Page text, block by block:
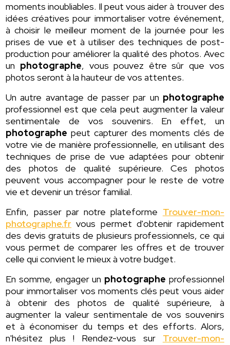
moments inoubliables. Il peut vous aider à trouver des
idées créatives pour immortaliser votre événement,
à choisir le meilleur moment de la journée pour les
prises de vue et à utiliser des techniques de post-
production pour améliorer la qualité des photos. Avec
un photographe, vous pouvez être sûr que vos
photos seront à la hauteur de vos attentes.
Un autre avantage de passer par un photographe
professionnel est que cela peut augmenter la valeur
sentimentale de vos souvenirs. En effet, un
photographe peut capturer des moments clés de
votre vie de manière professionnelle, en utilisant des
techniques de prise de vue adaptées pour obtenir
des photos de qualité supérieure. Ces photos
peuvent vous accompagner pour le reste de votre
vie et devenir un trésor familial.
Enfin, passer par notre plateforme Trouver-mon-
photographe.fr vous permet d'obtenir rapidement
des devis gratuits de plusieurs professionnels, ce qui
vous permet de comparer les offres et de trouver
celle qui convient le mieux à votre budget.
En somme, engager un photographe professionnel
pour immortaliser vos moments clés peut vous aider
à obtenir des photos de qualité supérieure, à
augmenter la valeur sentimentale de vos souvenirs
et à économiser du temps et des efforts. Alors,
n'hésitez plus ! Rendez-vous sur Trouver-mon-